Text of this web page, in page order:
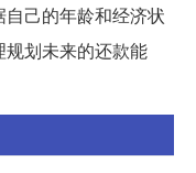
己的年龄和经济状
划未来的还款能